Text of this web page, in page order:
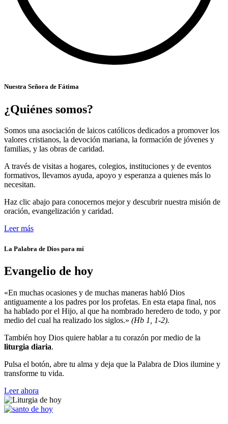
Nuestra Señora de Fátima
¿Quiénes somos?
Somos una asociación de laicos católicos dedicados a promover los
valores cristianos, la devoción mariana, la formación de jóvenes y
familias, y las obras de caridad.
A través de visitas a hogares, colegios, instituciones y de eventos
formativos, llevamos ayuda, apoyo y esperanza a quienes más lo
necesitan.
Haz clic abajo para conocernos mejor y descubrir nuestra misión de
oración, evangelización y caridad.
Leer más
La Palabra de Dios para mí
Evangelio de hoy
«En muchas ocasiones y de muchas maneras habló Dios
antiguamente a los padres por los profetas. En esta etapa final, nos
ha hablado por el Hijo, al que ha nombrado heredero de todo, y por
medio del cual ha realizado los siglos.» (Hb 1, 1-2).
También hoy Dios quiere hablar a tu corazón por medio de la
liturgia diaria.
Pulsa el botón, abre tu alma y deja que la Palabra de Dios ilumine y
transforme tu vida.
Leer ahora